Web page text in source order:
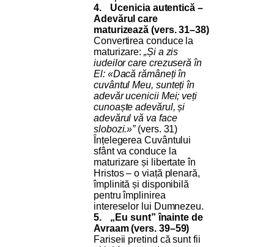
4.
Ucenicia autentică –
Adevărul care
maturizează (vers. 31–38)
Convertirea conduce la
maturizare:„Și a zis
iudeilor care crezuseră în
El: «Dacă rămâneți în
cuvântul Meu, sunteți în
adevăr ucenicii Mei; veți
cunoaște adevărul, și
adevărul vă va face
slobozi.»”(vers. 31)
Înțelegerea Cuvântului
sfânt va conduce la
maturizare și libertate în
Hristos – o viață plenară,
împlinită și disponibilă
pentru împlinirea
intereselor lui Dumnezeu.
5.
„Eu sunt” înainte de
Avraam (vers. 39–59)
Fariseii pretind că sunt fii